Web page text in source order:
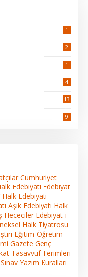
1
2
1
4
13
9
Cumhuriyet
Edebiyatı Edebiyat
Edebiyatı
Aşık Edebiyatı Halk
Hececiler Edebiyat-ı
Halk Tiyatrosu
Eğitim-Öğretim
Gazete Genç
Tasavvuf Terimleri
Sınav Yazım Kuralları